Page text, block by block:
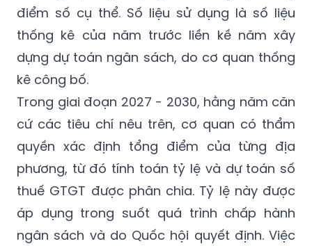
điểm số cụ thể. Số liệu sử dụng là số liệu
thống kê của năm trước liền kề năm xây
dựng dự toán ngân sách, do cơ quan thống
kê công bố.
Trong giai đoạn 2027 - 2030, hằng năm căn
cứ các tiêu chí nêu trên, cơ quan có thẩm
quyền xác định tổng điểm của từng địa
phương, từ đó tính toán tỷ lệ và dự toán số
thuế GTGT được phân chia. Tỷ lệ này được
áp dụng trong suốt quá trình chấp hành
ngân sách và do Quốc hội quyết định. Việc